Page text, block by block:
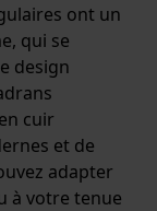
ont un
qui se
design
cuir
et de
adapter
à votre tenue